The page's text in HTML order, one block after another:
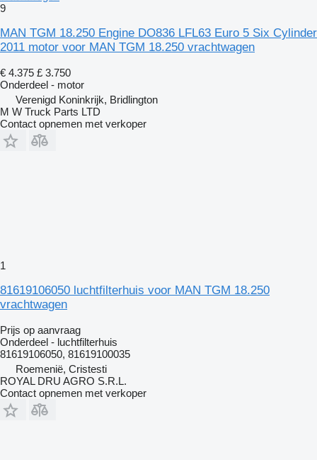
9
MAN TGM 18.250 Engine DO836 LFL63 Euro 5 Six Cylinder
2011 motor voor MAN TGM 18.250 vrachtwagen
€ 4.375 £ 3.750
Onderdeel - motor
Verenigd Koninkrijk, Bridlington
M W Truck Parts LTD
Contact opnemen met verkoper
1
81619106050 luchtfilterhuis voor MAN TGM 18.250
vrachtwagen
Prijs op aanvraag
Onderdeel - luchtfilterhuis
81619106050, 81619100035
Roemenië, Cristesti
ROYAL DRU AGRO S.R.L.
Contact opnemen met verkoper